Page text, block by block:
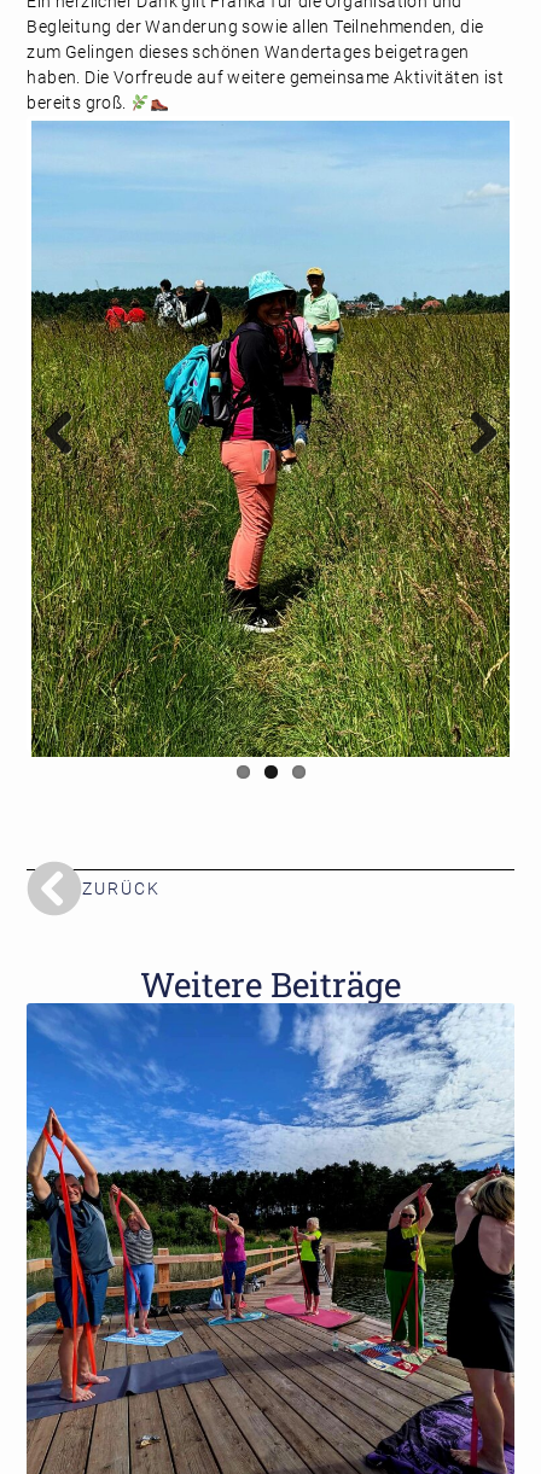
Begleitung der Wanderung sowie allen Teilnehmenden, die
zum Gelingen dieses schönen Wandertages beigetragen
haben. Die Vorfreude auf weitere gemeinsame Aktivitäten ist
bereits groß.
Previou
s
Next
ZURÜCK
Weitere Beiträge